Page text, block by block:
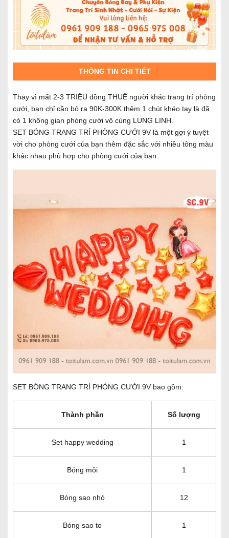
THÔNG TIN CHI TIẾT
Thay vì mất 2-3 TRIỆU đồng THUÊ người khác trang trí phòng
cưới, bạn chỉ cần bỏ ra 90K-300K thêm 1 chút khéo tay là đã
có 1 không gian phòng cưới vô cùng LUNG LINH.
SET BÓNG TRANG TRÍ PHÒNG CƯỚI 9V là một gợi ý tuyệt
vời cho phòng cưới của bạn thêm đặc sắc với nhiều tông màu
khác nhau phù hợp cho phòng cưới của bạn.
SET BÓNG TRANG TRÍ PHÒNG CƯỚI 9V bao gồm:
Thành phần Số lượng
Set happy wedding 1
Bóng môi 1
Bóng sao nhỏ 12
Bóng sao to 1